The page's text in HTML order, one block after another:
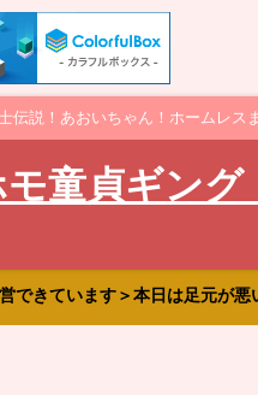
説！あおいちゃん！ホームレス
童貞ギング
きています＞本日は足元が悪